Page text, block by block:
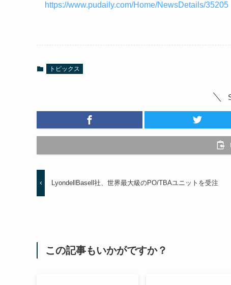
https://www.pudaily.com/Home/NewsDetails/35205
トピックス
LyondellBasell社、世界最大級のPO/TBAユニットを受注
この記事もいかがですか？